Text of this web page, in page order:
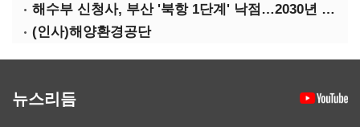
해수부 신청사, 부산 '북항 1단계' 낙점…2030년 완공 목표
(인사)해양환경공단
뉴스리듬